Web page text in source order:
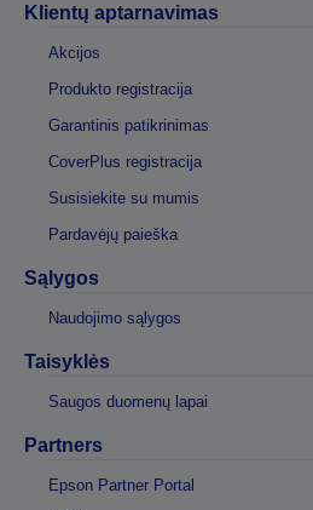
Klientų aptarnavimas
Akcijos
Produkto registracija
Garantinis patikrinimas
CoverPlus registracija
Susisiekite su mumis
Pardavėjų paieška
Sąlygos
Naudojimo sąlygos
Taisyklės
Saugos duomenų lapai
Partners
Epson Partner Portal